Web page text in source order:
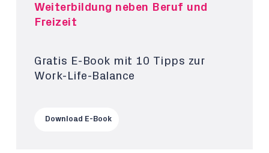
Weiterbildung neben Beruf und
Freizeit
Gratis E-Book mit 10 Tipps zur
Work-Life-Balance
Download E-Book